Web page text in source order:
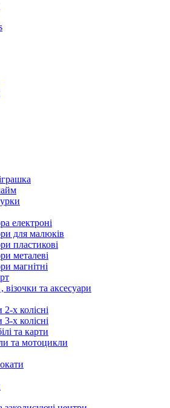
електроні
для малюків
пластикові
металеві
магнітні
візочки та аксесуари
х колісні
х колісні
та карти
та мотоцикли